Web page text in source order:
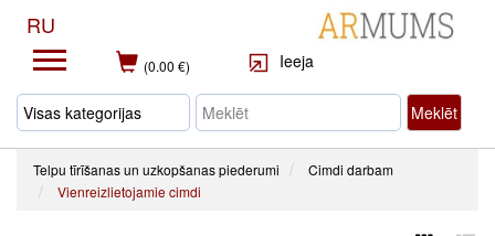
RU
(0.00 €) Ieeja
Meklēt
Telpu tīrīšanas un uzkopšanas piederumi
Cimdi darbam
Vienreizlietojamie cimdi